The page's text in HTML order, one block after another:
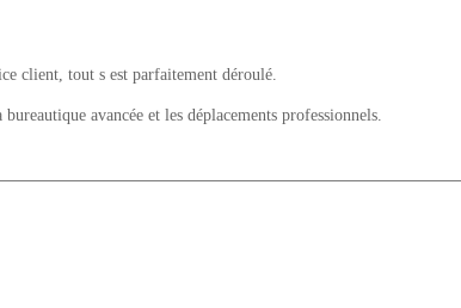
client, tout s est parfaitement déroulé.
avancée et les déplacements professionnels.